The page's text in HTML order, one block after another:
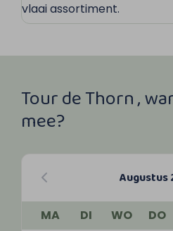
vlaai assortiment.
Tour de Thorn ,
mee?
Augustus
MA DI WO DO